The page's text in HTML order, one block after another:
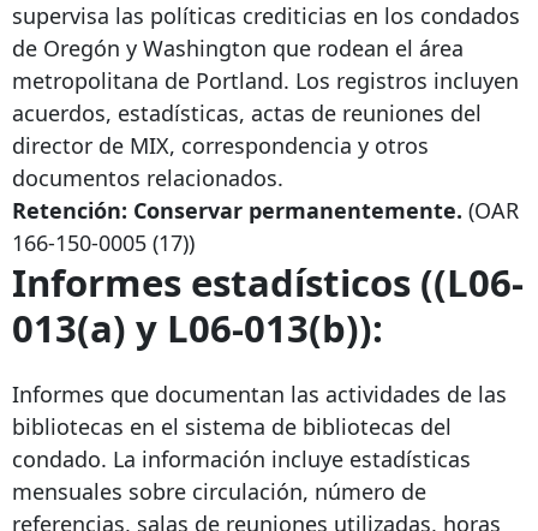
supervisa las políticas crediticias en los condados
de Oregón y Washington que rodean el área
metropolitana de Portland. Los registros incluyen
acuerdos, estadísticas, actas de reuniones del
director de MIX, correspondencia y otros
documentos relacionados.
Retención: Conservar permanentemente. (OAR
166-150-0005 (17))
Informes estadísticos ((L06-
013(a) y L06-013(b)):
Informes que documentan las actividades de las
bibliotecas en el sistema de bibliotecas del
condado. La información incluye estadísticas
mensuales sobre circulación, número de
referencias, salas de reuniones utilizadas, horas